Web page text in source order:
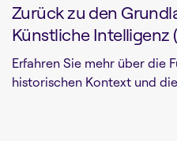
Zurück zu den
Künstliche Intelligenz
Erfahren Sie mehr über die
historischen Kontext und